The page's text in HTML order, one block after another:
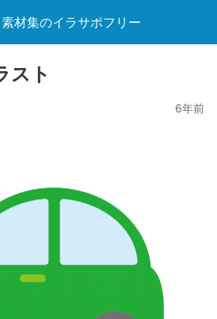
材集のイラサポフリー
スト
6年前